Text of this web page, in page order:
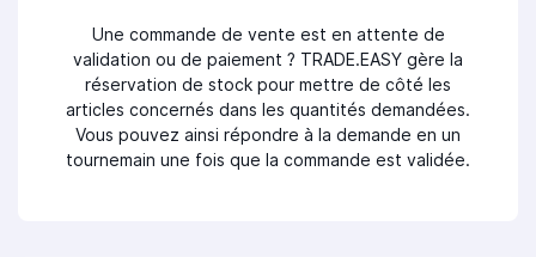
Une commande de vente est en attente de
validation ou de paiement ? TRADE.EASY gère la
réservation de stock pour mettre de côté les
articles concernés dans les quantités demandées.
Vous pouvez ainsi répondre à la demande en un
tournemain une fois que la commande est validée.